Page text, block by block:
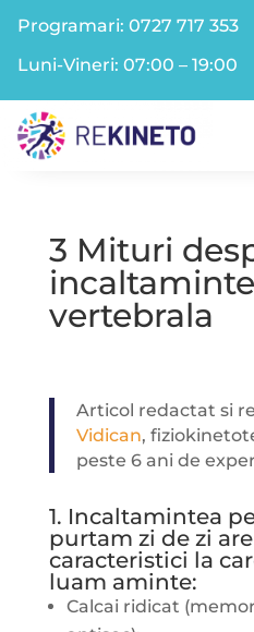
Programari: 0727 717 353
Luni-Vineri: 07:00 – 19:00
3 Mituri
vertebrala
Articol redactat si
Vidican,
peste 6 ani de
1. Incaltamintea
purtam zi de zi
caracteristici la
luam aminte:
Calcai ridicat